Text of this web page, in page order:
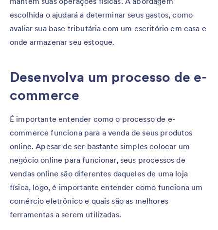
escolhida o ajudará a determinar seus gastos, como
avaliar sua base tributária com um escritório em casa e
onde armazenar seu estoque.
Desenvolva um processo de e-
commerce
É importante entender como o processo de e-
commerce funciona para a venda de seus produtos
online. Apesar de ser bastante simples colocar um
negócio online para funcionar, seus processos de
vendas online são diferentes daqueles de uma loja
física, logo, é importante entender como funciona um
comércio eletrônico e quais são as melhores
ferramentas a serem utilizadas.